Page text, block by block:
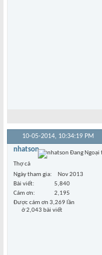
10-05-2014, 10:34:19 PM
nhatson
Thợ cả
Ngày tham gia
Nov 2013
Bài viết
5,840
Cám ơn
2,195
Được cám ơn 3,269 lần
ở 2,043 bài viết